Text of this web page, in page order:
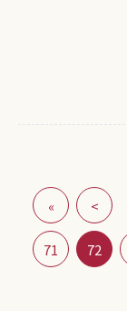
« <
71 72